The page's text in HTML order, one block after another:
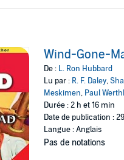
Wind-Gone-
De : L. Ron Hubbard
Lu par : R. F. Daley,
Meskimen, Paul
Durée : 2 h et 16 min
Date de publication :
Langue : Anglais
Pas de notations